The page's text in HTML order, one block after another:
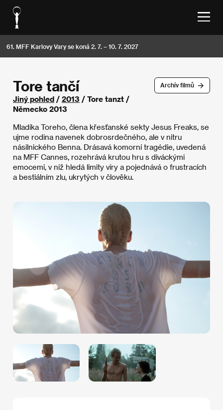
61. MFF Karlovy Vary se koná 2. 7. – 10. 7. 2027
Archív filmů
Tore tančí
Jiný pohled / 2013 / Tore tanzt /
Německo 2013
Mladíka Toreho, člena křesťanské sekty Jesus Freaks, se
ujme rodina navenek dobrosrdečného, ale v nitru
násilnického Benna. Drásavá komorní tragédie, uvedená
na MFF Cannes, rozehrává krutou hru s diváckými
emocemi, v níž hledá limity víry a pojednává o frustracích
a bestiálním zlu, ukrytých v člověku.